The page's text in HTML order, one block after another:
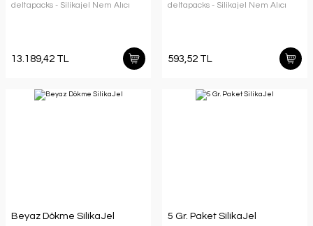
deltapacks - Silikajel Nem Alıcı
13.189,42 TL
deltapacks - Silikajel Nem Alıcı
593,52 TL
Beyaz Dökme SilikaJel 5 Gr. Paket SilikaJel